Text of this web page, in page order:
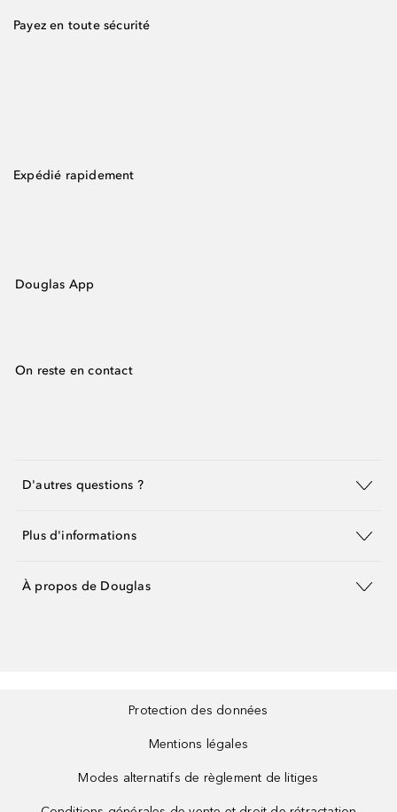
Payez en toute sécurité
Expédié rapidement
Douglas App
On reste en contact
D'autres questions ?
Plus d'informations
À propos de Douglas
Protection des données
Mentions légales
Modes alternatifs de règlement de litiges